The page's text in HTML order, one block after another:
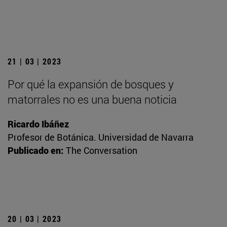
21 | 03 | 2023
Por qué la expansión de bosques y
matorrales no es una buena noticia
Ricardo Ibáñez
Profesor de Botánica. Universidad de Navarra
Publicado en: The Conversation
20 | 03 | 2023